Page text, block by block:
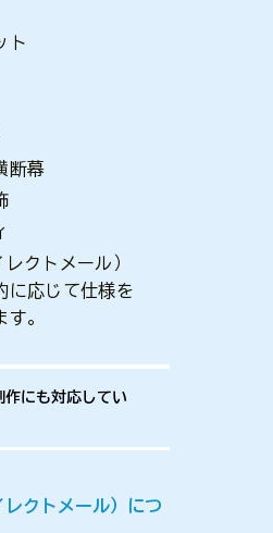
ト
断幕
クトメール）
に応じて仕様を
す。
にも対応してい
クトメール）につ